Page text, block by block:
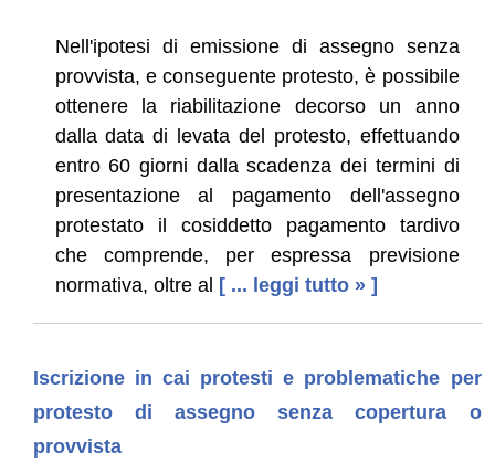
Nell'ipotesi di emissione di assegno senza
provvista, e conseguente protesto, è possibile
ottenere la riabilitazione decorso un anno
dalla data di levata del protesto, effettuando
entro 60 giorni dalla scadenza dei termini di
presentazione al pagamento dell'assegno
protestato il cosiddetto pagamento tardivo
che comprende, per espressa previsione
normativa, oltre al [ ... leggi tutto » ]
Iscrizione in cai protesti e problematiche per
protesto di assegno senza copertura o
provvista